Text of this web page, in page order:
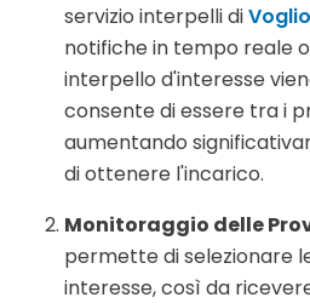
servizio interpelli di
notifiche in tempo reale
interpello d'interesse
consente di essere tra i
aumentando
di ottenere l'incarico.
Monitoraggio delle
permette di selezionare
interesse, così da